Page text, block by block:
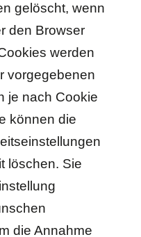
gelöscht, wenn
den Browser
werden
vorgegebenen
je nach Cookie
können die
löschen. Sie
die Annahme